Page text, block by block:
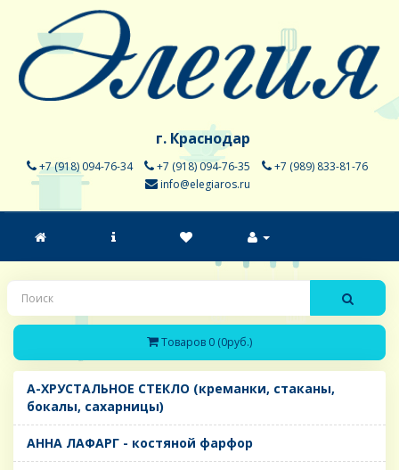
г. Краснодар
+7 (918) 094-76-34 +7 (918) 094-76-35
+7 (989) 833-81-76
info@elegiaros.ru
Товаров 0 (0руб.)
A-ХРУСТАЛЬНОЕ СТЕКЛО (креманки, стаканы,
бокалы, сахарницы)
AHHA ЛАФАРГ - костяной фарфор